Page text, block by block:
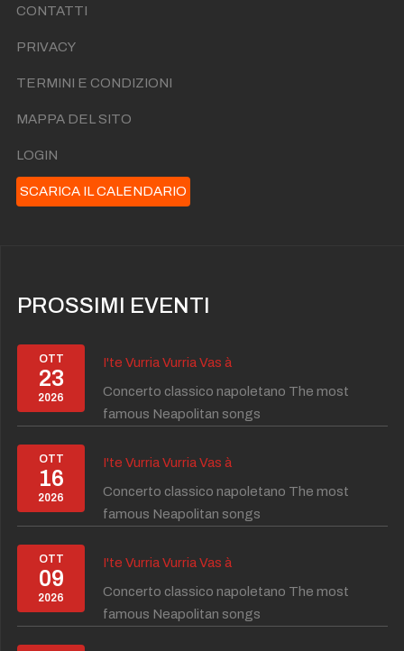
CONTATTI
PRIVACY
TERMINI E CONDIZIONI
MAPPA DEL SITO
LOGIN
SCARICA IL CALENDARIO
PROSSIMI EVENTI
OTT
23
2026
I'te Vurria Vurria Vas à
Concerto classico napoletano The most
famous Neapolitan songs
OTT
16
2026
I'te Vurria Vurria Vas à
Concerto classico napoletano The most
famous Neapolitan songs
OTT
09
2026
I'te Vurria Vurria Vas à
Concerto classico napoletano The most
famous Neapolitan songs